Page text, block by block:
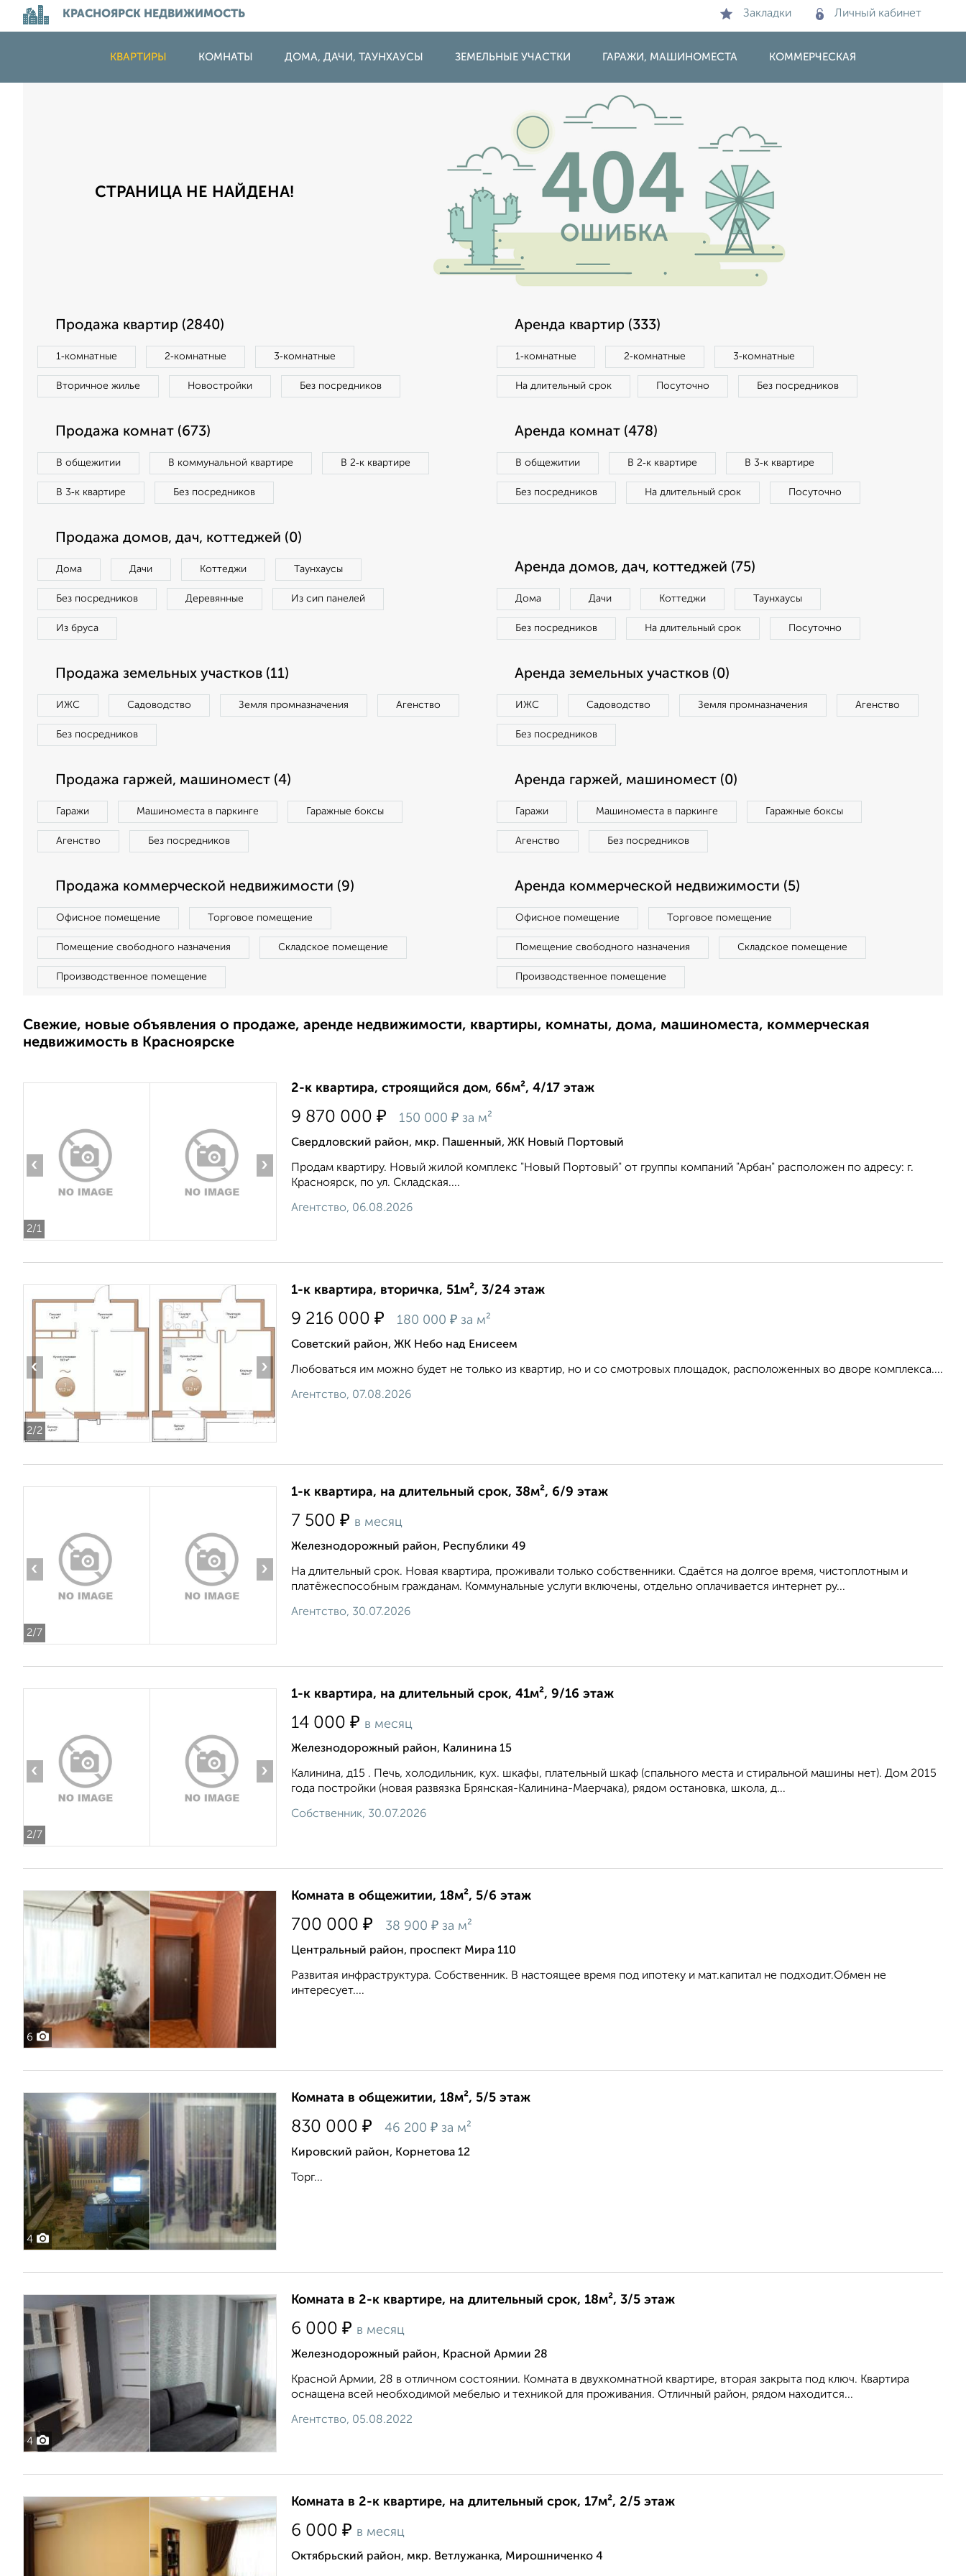
КРАСНОЯРСК НЕДВИЖИМОСТЬ Закладки Личный кабинет
КВАРТИРЫ КОМНАТЫ ДОМА, ДАЧИ, ТАУНХАУСЫ ЗЕМЕЛЬНЫЕ УЧАСТКИ ГАРАЖИ, МАШИНОМЕСТА КОММЕРЧЕСКАЯ
СТРАНИЦА НЕ НАЙДЕНА!
Продажа квартир (2840)
1‑комнатные 2‑комнатные 3‑комнатные
Вторичное жилье Новостройки Без посредников
Аренда квартир (333)
1‑комнатные 2‑комнатные 3‑комнатные
На длительный срок Посуточно Без посредников
Продажа комнат (673)
В общежитии В коммунальной квартире В 2‑к квартире
В 3‑к квартире Без посредников
Аренда комнат (478)
В общежитии В 2‑к квартире В 3‑к квартире
Без посредников На длительный срок Посуточно
Продажа домов, дач, коттеджей (0)
Дома Дачи Коттеджи Таунхаусы
Без посредников Деревянные Из сип панелей
Из бруса
Аренда домов, дач, коттеджей (75)
Дома Дачи Коттеджи Таунхаусы
Без посредников На длительный срок Посуточно
Продажа земельных участков (11)
ИЖС Садоводство Земля промназначения Агенство
Без посредников
Аренда земельных участков (0)
ИЖС Садоводство Земля промназначения Агенство
Без посредников
Продажа гаржей, машиномест (4)
Гаражи Машиноместа в паркинге Гаражные боксы
Агенство Без посредников
Аренда гаржей, машиномест (0)
Гаражи Машиноместа в паркинге Гаражные боксы
Агенство Без посредников
Продажа коммерческой недвижимости (9)
Офисное помещение Торговое помещение
Помещение свободного назначения Складское помещение
Производственное помещение
Аренда коммерческой недвижимости (5)
Офисное помещение Торговое помещение
Помещение свободного назначения Складское помещение
Производственное помещение
Свежие, новые объявления о продаже, аренде недвижимости, квартиры, комнаты, дома, машиноместа, коммерческая
недвижимость в Красноярске
2/1
‹ ›
2-к квартира, строящийся дом, 66м², 4/17 этаж
9 870 000 ₽ 150 000 ₽ за м²
Свердловский район, мкр. Пашенный, ЖК Новый Портовый
Продам квартиру. Новый жилой комплекс "Новый Портовый" от группы компаний "Арбан" расположен по адресу: г.
Красноярск, по ул. Складская....
Агентство, 06.08.2026
2/2
‹ ›
1-к квартира, вторичка, 51м², 3/24 этаж
9 216 000 ₽ 180 000 ₽ за м²
Советский район, ЖК Небо над Енисеем
Любоваться им можно будет не только из квартир, но и со смотровых площадок, расположенных во дворе комплекса....
Агентство, 07.08.2026
2/7
‹ ›
1-к квартира, на длительный срок, 38м², 6/9 этаж
7 500 ₽ в месяц
Железнодорожный район, Республики 49
На длительный срок. Новая квартира, проживали только собственники. Сдаётся на долгое время, чистоплотным и
платёжеспособным гражданам. Коммунальные услуги включены, отдельно оплачивается интернет ру...
Агентство, 30.07.2026
2/7
‹ ›
1-к квартира, на длительный срок, 41м², 9/16 этаж
14 000 ₽ в месяц
Железнодорожный район, Калинина 15
Калинина, д15 . Печь, холодильник, кух. шкафы, плательный шкаф (спального места и стиральной машины нет). Дом 2015
года постройки (новая развязка Брянская-Калинина-Маерчака), рядом остановка, школа, д...
Собственник, 30.07.2026
6
Комната в общежитии, 18м², 5/6 этаж
700 000 ₽ 38 900 ₽ за м²
Центральный район, проспект Мира 110
Развитая инфраструктура. Собственник. В настоящее время под ипотеку и мат.капитал не подходит.Обмен не
интересует....
4
Комната в общежитии, 18м², 5/5 этаж
830 000 ₽ 46 200 ₽ за м²
Кировский район, Корнетова 12
Торг...
4
Комната в 2-к квартире, на длительный срок, 18м², 3/5 этаж
6 000 ₽ в месяц
Железнодорожный район, Красной Армии 28
Красной Армии, 28 в отличном состоянии. Комната в двухкомнатной квартире, вторая закрыта под ключ. Квартира
оснащена всей необходимой мебелью и техникой для проживания. Отличный район, рядом находится...
Агентство, 05.08.2022
Комната в 2-к квартире, на длительный срок, 17м², 2/5 этаж
6 000 ₽ в месяц
Октябрьский район, мкр. Ветлужанка, Мирошниченко 4